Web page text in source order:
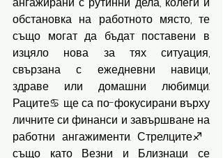
обстановка на работното място, те
също могат да бъдат поставени в
изцяло нова за тях ситуация,
свързана с ежедневни навици,
здраве или домашни любимци.
Раците♋️ ще са по-фокусирани върху
личните си финанси и завършване на
работни ангажименти. Стрелците♐️
също като Везни и Близнаци се